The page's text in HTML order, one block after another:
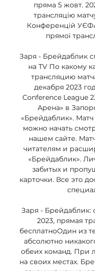
пряма 5 жовт.
трансляцію
Конференцій
прямої
Заря - Брейдаблик
на TV По какому
трансляцию
декабря 2023
Conference League
Арена» в
«Брейдаблик». Матч
можно начать
нашем сайте.
читателям и
«Брейдаблик».
забитых и
карточки. Все это
Заря - Брейдаблик:
2023, прямая
бесплатноОдин из
абсолютно
обеих команд. При
на своих местах.